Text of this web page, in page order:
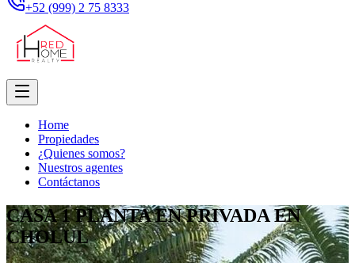
+52 (999) 2 75 8333
Home
Propiedades
¿Quienes somos?
Nuestros agentes
Contáctanos
CASA 1 PLANTA EN PRIVADA EN
CHOLUL